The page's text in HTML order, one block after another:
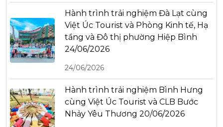
Hành trình trải nghiệm Đà Lạt cùng
Việt Úc Tourist và Phòng Kinh tế, Hạ
tầng và Đô thị phường Hiệp Bình
24/06/2026
24/06/2026
Hành trình trải nghiệm Bình Hưng
cùng Việt Úc Tourist và CLB Bước
Nhảy Yêu Thương 20/06/2026